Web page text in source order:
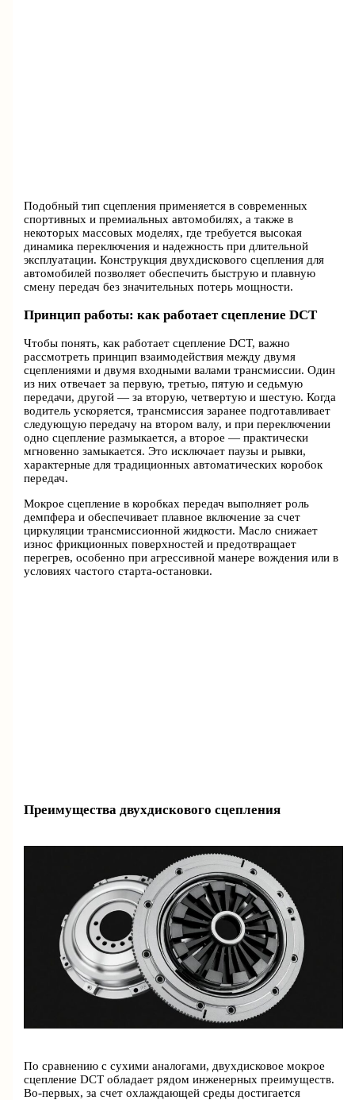
Подобный тип сцепления применяется в современных
спортивных и премиальных автомобилях, а также в
некоторых массовых моделях, где требуется высокая
динамика переключения и надежность при длительной
эксплуатации. Конструкция двухдискового сцепления для
автомобилей позволяет обеспечить быструю и плавную
смену передач без значительных потерь мощности.
Принцип работы: как работает сцепление DCT
Чтобы понять, как работает сцепление DCT, важно
рассмотреть принцип взаимодействия между двумя
сцеплениями и двумя входными валами трансмиссии. Один
из них отвечает за первую, третью, пятую и седьмую
передачи, другой — за вторую, четвертую и шестую. Когда
водитель ускоряется, трансмиссия заранее подготавливает
следующую передачу на втором валу, и при переключении
одно сцепление размыкается, а второе — практически
мгновенно замыкается. Это исключает паузы и рывки,
характерные для традиционных автоматических коробок
передач.
Мокрое сцепление в коробках передач выполняет роль
демпфера и обеспечивает плавное включение за счет
циркуляции трансмиссионной жидкости. Масло снижает
износ фрикционных поверхностей и предотвращает
перегрев, особенно при агрессивной манере вождения или в
условиях частого старта-остановки.
Преимущества двухдискового сцепления
По сравнению с сухими аналогами, двухдисковое мокрое
сцепление DCT обладает рядом инженерных преимуществ.
Во-первых, за счет охлаждающей среды достигается